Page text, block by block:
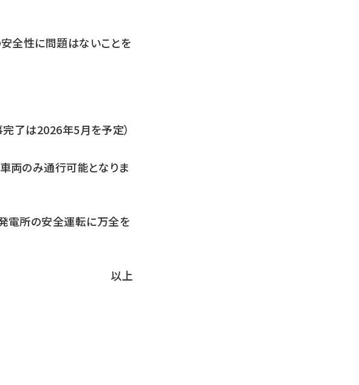
全性に問題はないことを
了は2026年5月を予定）
両のみ通行可能となりま
電所の安全運転に万全を
以上